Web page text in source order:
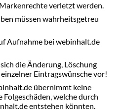
verletzt werden.
müssen wahrheitsgetreu
Aufnahme bei webinhalt.de
die Änderung, Löschung
Eintragswünsche vor!
übernimmt keine
welche durch
entstehen könnten.